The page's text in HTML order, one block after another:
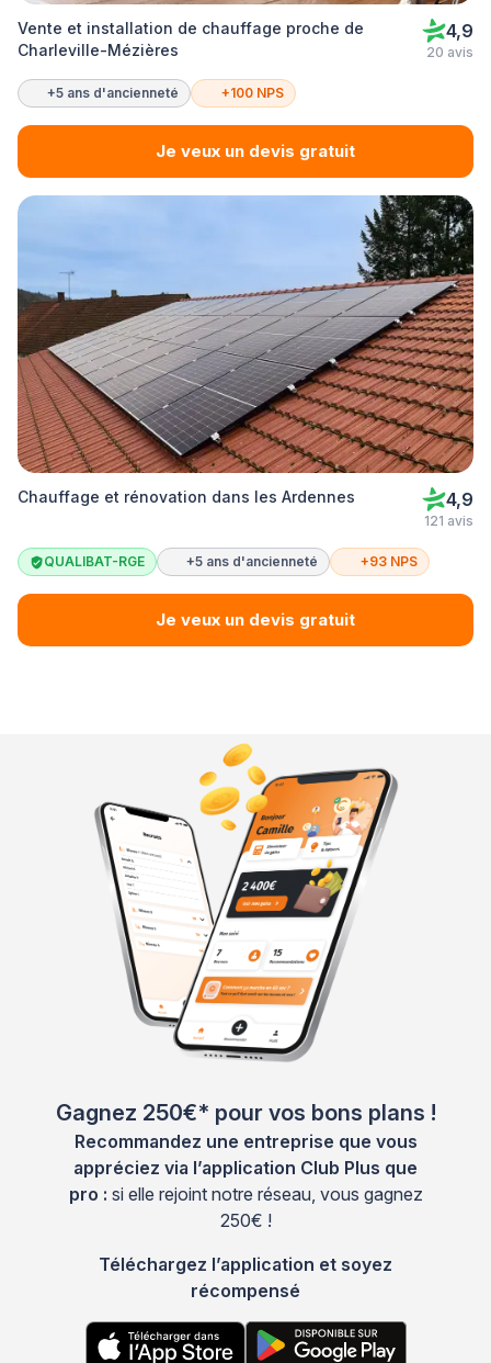
Vente et installation de chauffage proche de
Charleville-Mézières
4,9
20 avis
+5 ans d'ancienneté +100 NPS
Je veux un devis gratuit
Chauffage et rénovation dans les Ardennes 4,9
121 avis
QUALIBAT-RGE +5 ans d'ancienneté +93 NPS
Je veux un devis gratuit
Gagnez 250€* pour vos bons plans !
Recommandez une entreprise que vous
appréciez via l’application Club Plus que
pro : si elle rejoint notre réseau, vous gagnez
250€ !
Téléchargez l’application et soyez
récompensé